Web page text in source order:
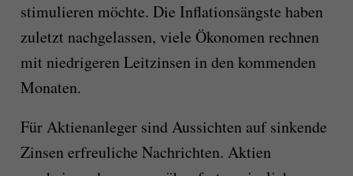
stimulieren möchte. Die Inflationsängste haben
zuletzt nachgelassen, viele Ökonomen rechnen
mit niedrigeren Leitzinsen in den kommenden
Monaten.
Für Aktienanleger sind Aussichten auf sinkende
Zinsen erfreuliche Nachrichten. Aktien